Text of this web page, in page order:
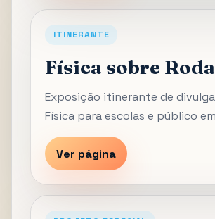
ITINERANTE
Física sobre
Exposição itinerante de
Física para escolas e público
Ver página